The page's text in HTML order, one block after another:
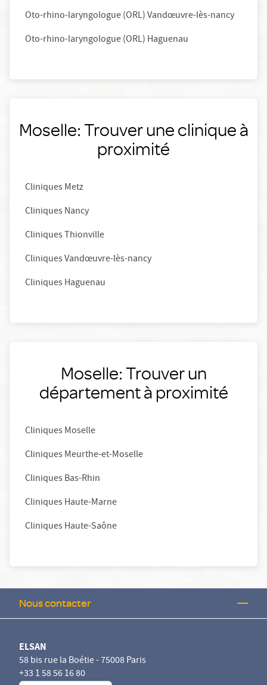
Oto-rhino-laryngologue (ORL) Vandœuvre-lès-nancy
Oto-rhino-laryngologue (ORL) Haguenau
Moselle: Trouver une clinique à
proximité
Cliniques Metz
Cliniques Nancy
Cliniques Thionville
Cliniques Vandœuvre-lès-nancy
Cliniques Haguenau
Moselle: Trouver un
département à proximité
Cliniques Moselle
Cliniques Meurthe-et-Moselle
Cliniques Bas-Rhin
Cliniques Haute-Marne
Cliniques Haute-Saône
Nous contacter
ELSAN
58 bis rue la Boétie - 75008 Paris
+33 1 58 56 16 80